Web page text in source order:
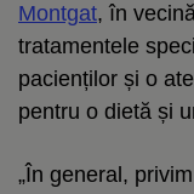
Montgat, în
tratamentele
pacienților și o
pentru o dietă și
„În general,